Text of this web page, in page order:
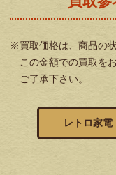
※買取価格は、商品の
この金額での買取を
ご了承下さい。
レトロ家